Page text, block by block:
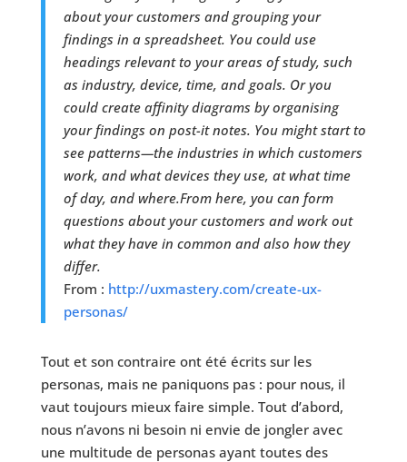
about your customers and grouping your
findings in a spreadsheet. You could use
headings relevant to your areas of study, such
as industry, device, time, and goals. Or you
could create affinity diagrams by organising
your findings on post-it notes. You might start to
see patterns—the industries in which customers
work, and what devices they use, at what time
of day, and where.From here, you can form
questions about your customers and work out
what they have in common and also how they
differ.
From : http://uxmastery.com/create-ux-
personas/
Tout et son contraire ont été écrits sur les
personas, mais ne paniquons pas : pour nous, il
vaut toujours mieux faire simple. Tout d’abord,
nous n’avons ni besoin ni envie de jongler avec
une multitude de personas ayant toutes des